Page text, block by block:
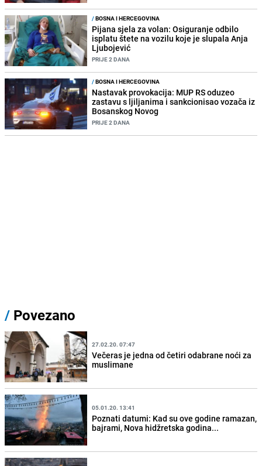
/BOSNA I HERCEGOVINA
Pijana sjela za volan: Osiguranje odbilo
isplatu štete na vozilu koje je slupala Anja
Ljubojević
PRIJE 2 DANA
/BOSNA I HERCEGOVINA
Nastavak provokacija: MUP RS oduzeo
zastavu s ljiljanima i sankcionisao vozača iz
Bosanskog Novog
PRIJE 2 DANA
/ Povezano
27.02.20. 07:47
Večeras je jedna od četiri odabrane noći za
muslimane
05.01.20. 13:41
Poznati datumi: Kad su ove godine ramazan,
bajrami, Nova hidžretska godina...